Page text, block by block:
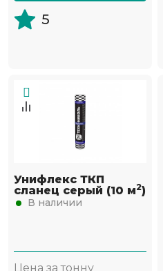
5
Унифлекс ТКП
сланец серый (10 м2)
В наличии
Цена за тонну